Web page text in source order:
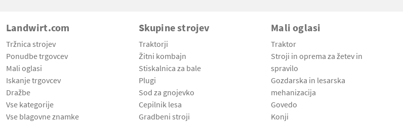
Landwirt.com
Tržnica strojev
Ponudbe trgovcev
Mali oglasi
Iskanje trgovcev
Dražbe
Vse kategorije
Vse blagovne znamke
Skupine strojev
Traktorji
Žitni kombajn
Stiskalnica za bale
Plugi
Sod za gnojevko
Cepilnik lesa
Gradbeni stroji
Mali oglasi
Traktor
Stroji in oprema za žetev in
spravilo
Gozdarska in lesarska
mehanizacija
Govedo
Konji